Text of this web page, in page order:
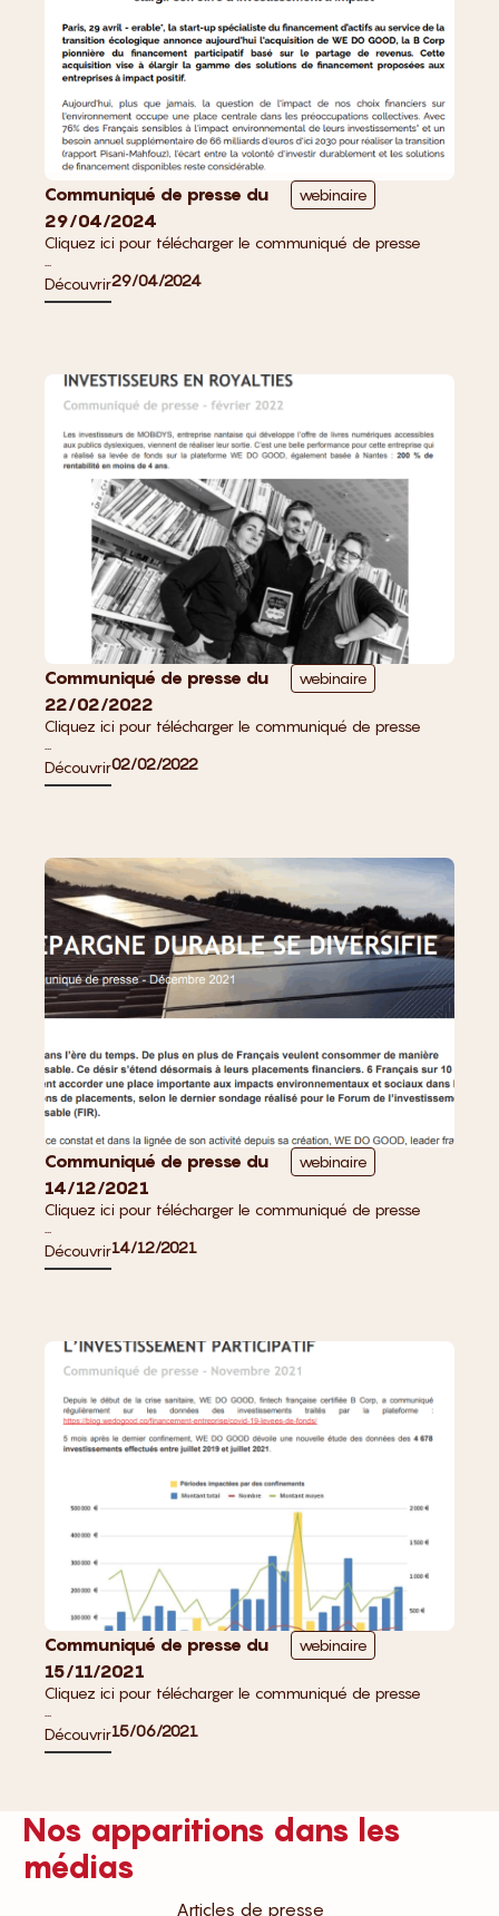
Communiqué de presse du
29/04/2024
webinaire
Cliquez ici pour télécharger le communiqué de presse
Découvrir29/04/2024
Communiqué de presse du
22/02/2022
webinaire
Cliquez ici pour télécharger le communiqué de presse
Découvrir02/02/2022
Communiqué de presse du
14/12/2021
webinaire
Cliquez ici pour télécharger le communiqué de presse
Découvrir14/12/2021
Communiqué de presse du
15/11/2021
webinaire
Cliquez ici pour télécharger le communiqué de presse
Découvrir15/06/2021
Nos apparitions dans les
médias
Articles de presse